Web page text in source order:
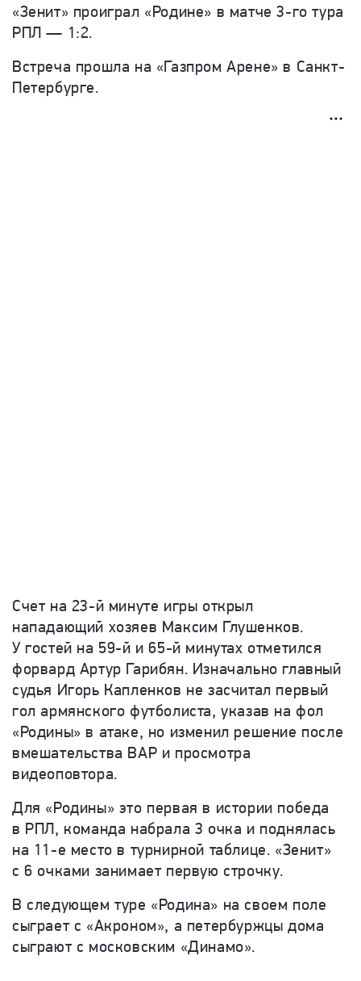
«Зенит» проиграл «Родине» в матче 3-го тура
РПЛ — 1:2.
Встреча прошла на «Газпром Арене» в Санкт-
Петербурге.
Счет на 23-й минуте игры открыл
нападающий хозяев Максим Глушенков.
У гостей на 59-й и 65-й минутах отметился
форвард Артур Гарибян. Изначально главный
судья Игорь Капленков не засчитал первый
гол армянского футболиста, указав на фол
«Родины» в атаке, но изменил решение после
вмешательства ВАР и просмотра
видеоповтора.
Для «Родины» это первая в истории победа
в РПЛ, команда набрала 3 очка и поднялась
на 11-е место в турнирной таблице. «Зенит»
с 6 очками занимает первую строчку.
В следующем туре «Родина» на своем поле
сыграет с «Акроном», а петербуржцы дома
сыграют с московским «Динамо».